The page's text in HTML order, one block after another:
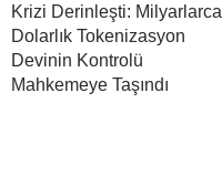
Krizi Derinleşti: Milyarlarca
Dolarlık Tokenizasyon
Devinin Kontrolü
Mahkemeye Taşındı